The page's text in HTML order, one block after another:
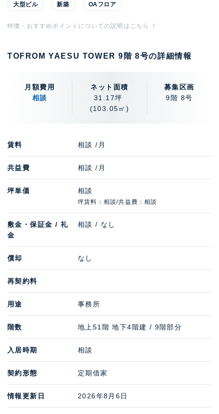
大型ビル 新築 OAフロア
特徴・おすすめポイントについての説明はこちら
TOFROM YAESU TOWER 9階 8号の詳細情報
月額費用
相談
ネット面積
31.17坪
(103.05㎡)
募集区画
9階 8号
賃料 相談 /月
共益費 相談 /月
坪単価 相談
坪賃料：相談/共益費：相談
敷金・保証金 / 礼
金
相談 / なし
償却 なし
再契約料
用途 事務所
階数 地上51階 地下4階建 / 9階部分
入居時期 相談
契約形態 定期借家
情報更新日 2026年8月6日